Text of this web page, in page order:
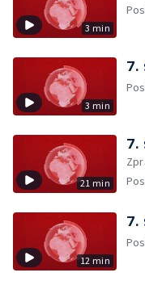
3 min
3 min
7.
21 min
7.
12 min
7.